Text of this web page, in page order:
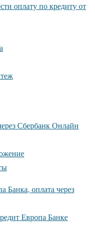
оплату по кредиту от
Сбербанк Онлайн
Банка, оплата через
Европа Банке